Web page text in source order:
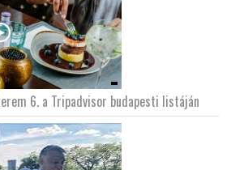
6. a Tripadvisor budapesti listáján